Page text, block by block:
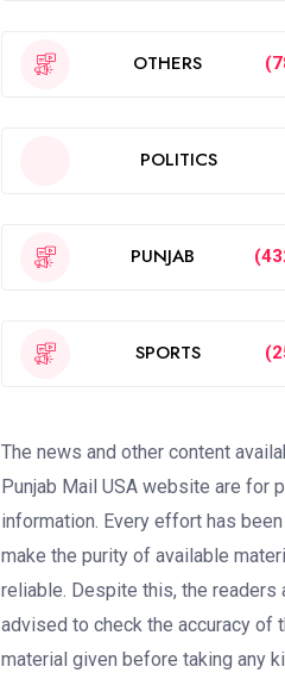
OTHERS
POLITICS
PUNJAB
SPORTS
The news and other content
Punjab Mail USA website are for
information. Every effort has
make the purity of available
reliable. Despite this, the readers
advised to check the accuracy of
material given before taking any